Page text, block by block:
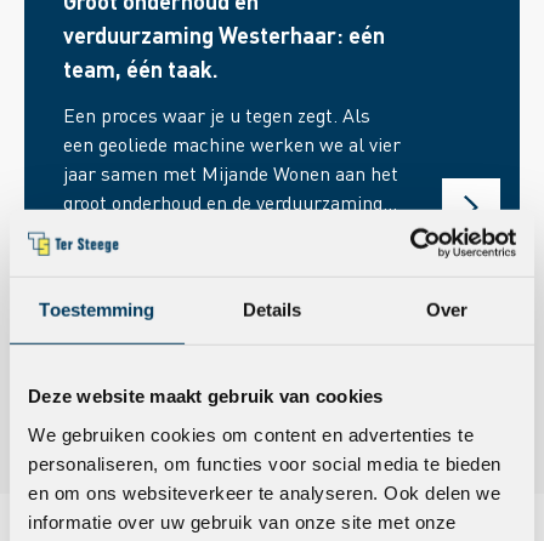
Toestemming Details Over
Deze website maakt gebruik van cookies
We gebruiken cookies om content en advertenties te
personaliseren, om functies voor social media te bieden
en om ons websiteverkeer te analyseren. Ook delen we
informatie over uw gebruik van onze site met onze
verduurzaming Westerhaar: eén
team, één taak.
Een proces waar je u tegen zegt. Als
een geoliede machine werken we al vier
jaar samen met Mijande Wonen aan het
groot onderhoud en de verduurzaming
van diverse woningen. Zo ook in
Westerhaar. Daar waren zo’n 149
dakvervanging, verduurzaming van de
gebouwschil en het toepassen van
project in de rol als projectleider.
Meer zien van Ter Steege?
Bekijk onze projecten
Bekijk onze actuele berichten